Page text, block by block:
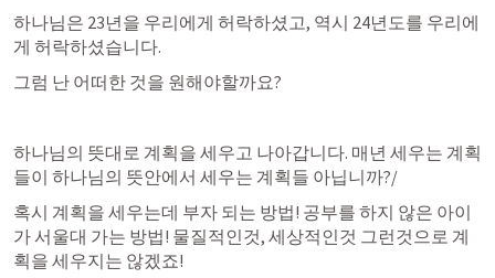
하나님은 23년을 우리에게 허락하셨고, 역시 24년도를 우리에
게 허락하셨습니다.
그럼 난 어떠한 것을 원해야할까요?
하나님의 뜻대로 계획을 세우고 나아갑니다. 매년 세우는 계획
들이 하나님의 뜻안에서 세우는 계획들 아닙니까?/
혹시 계획을 세우는데 부자 되는 방법! 공부를 하지 않은 아이
가 서울대 가는 방법! 물질적인것, 세상적인것 그런것으로 계
획을 세우지는 않겠죠!